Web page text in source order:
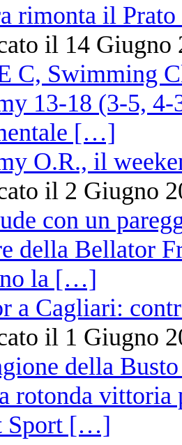
rimonta il Prato
il 14 Giugno
O.R., il
il 2 Giugno
a Cagliari:
il 1 Giugno